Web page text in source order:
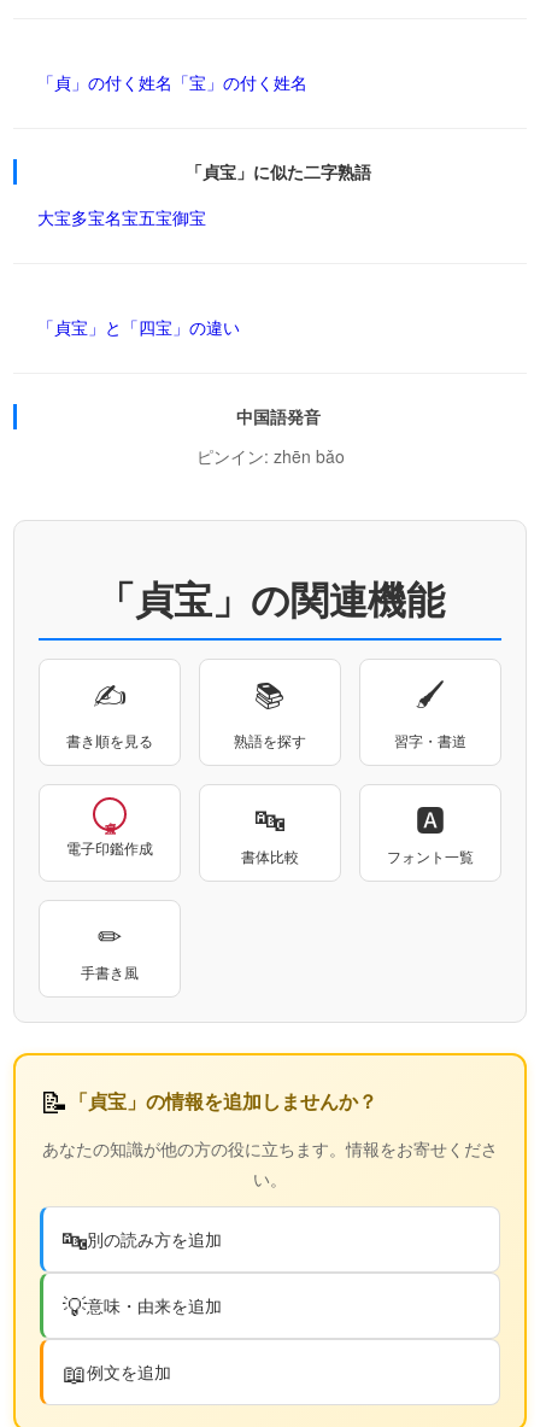
「貞」の付く姓名 「宝」の付く姓名
「貞宝」に似た二字熟語
大宝多宝名宝五宝御宝
「貞宝」と「四宝」の違い
中国語発音
ピンイン: zhēn bǎo
「貞宝」の関連機能
✍
書き順を見る
📚
熟語を探す
🖌
習字・書道
電子印鑑作成
🔤
書体比較
🅰
フォント一覧
✏
手書き風
📝 「貞宝」の情報を追加しませんか？
あなたの知識が他の方の役に立ちます。情報をお寄せくださ
い。
🔤別の読み方を追加
💡意味・由来を追加
📖例文を追加